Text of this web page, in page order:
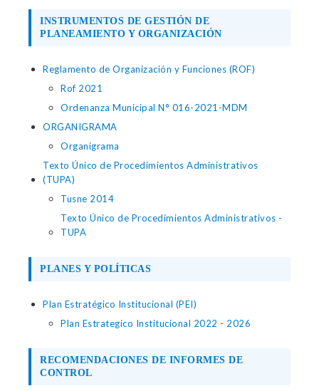
INSTRUMENTOS DE GESTIÓN DE
PLANEAMIENTO Y ORGANIZACIÓN
Reglamento de Organización y Funciones (ROF)
Rof 2021
Ordenanza Municipal N° 016-2021-MDM
ORGANIGRAMA
Organigrama
Texto Único de Procedimientos Administrativos
(TUPA)
Tusne 2014
Texto Único de Procedimientos Administrativos -
TUPA
PLANES Y POLÍTICAS
Plan Estratégico Institucional (PEI)
Plan Estrategico Institucional 2022 - 2026
RECOMENDACIONES DE INFORMES DE
CONTROL